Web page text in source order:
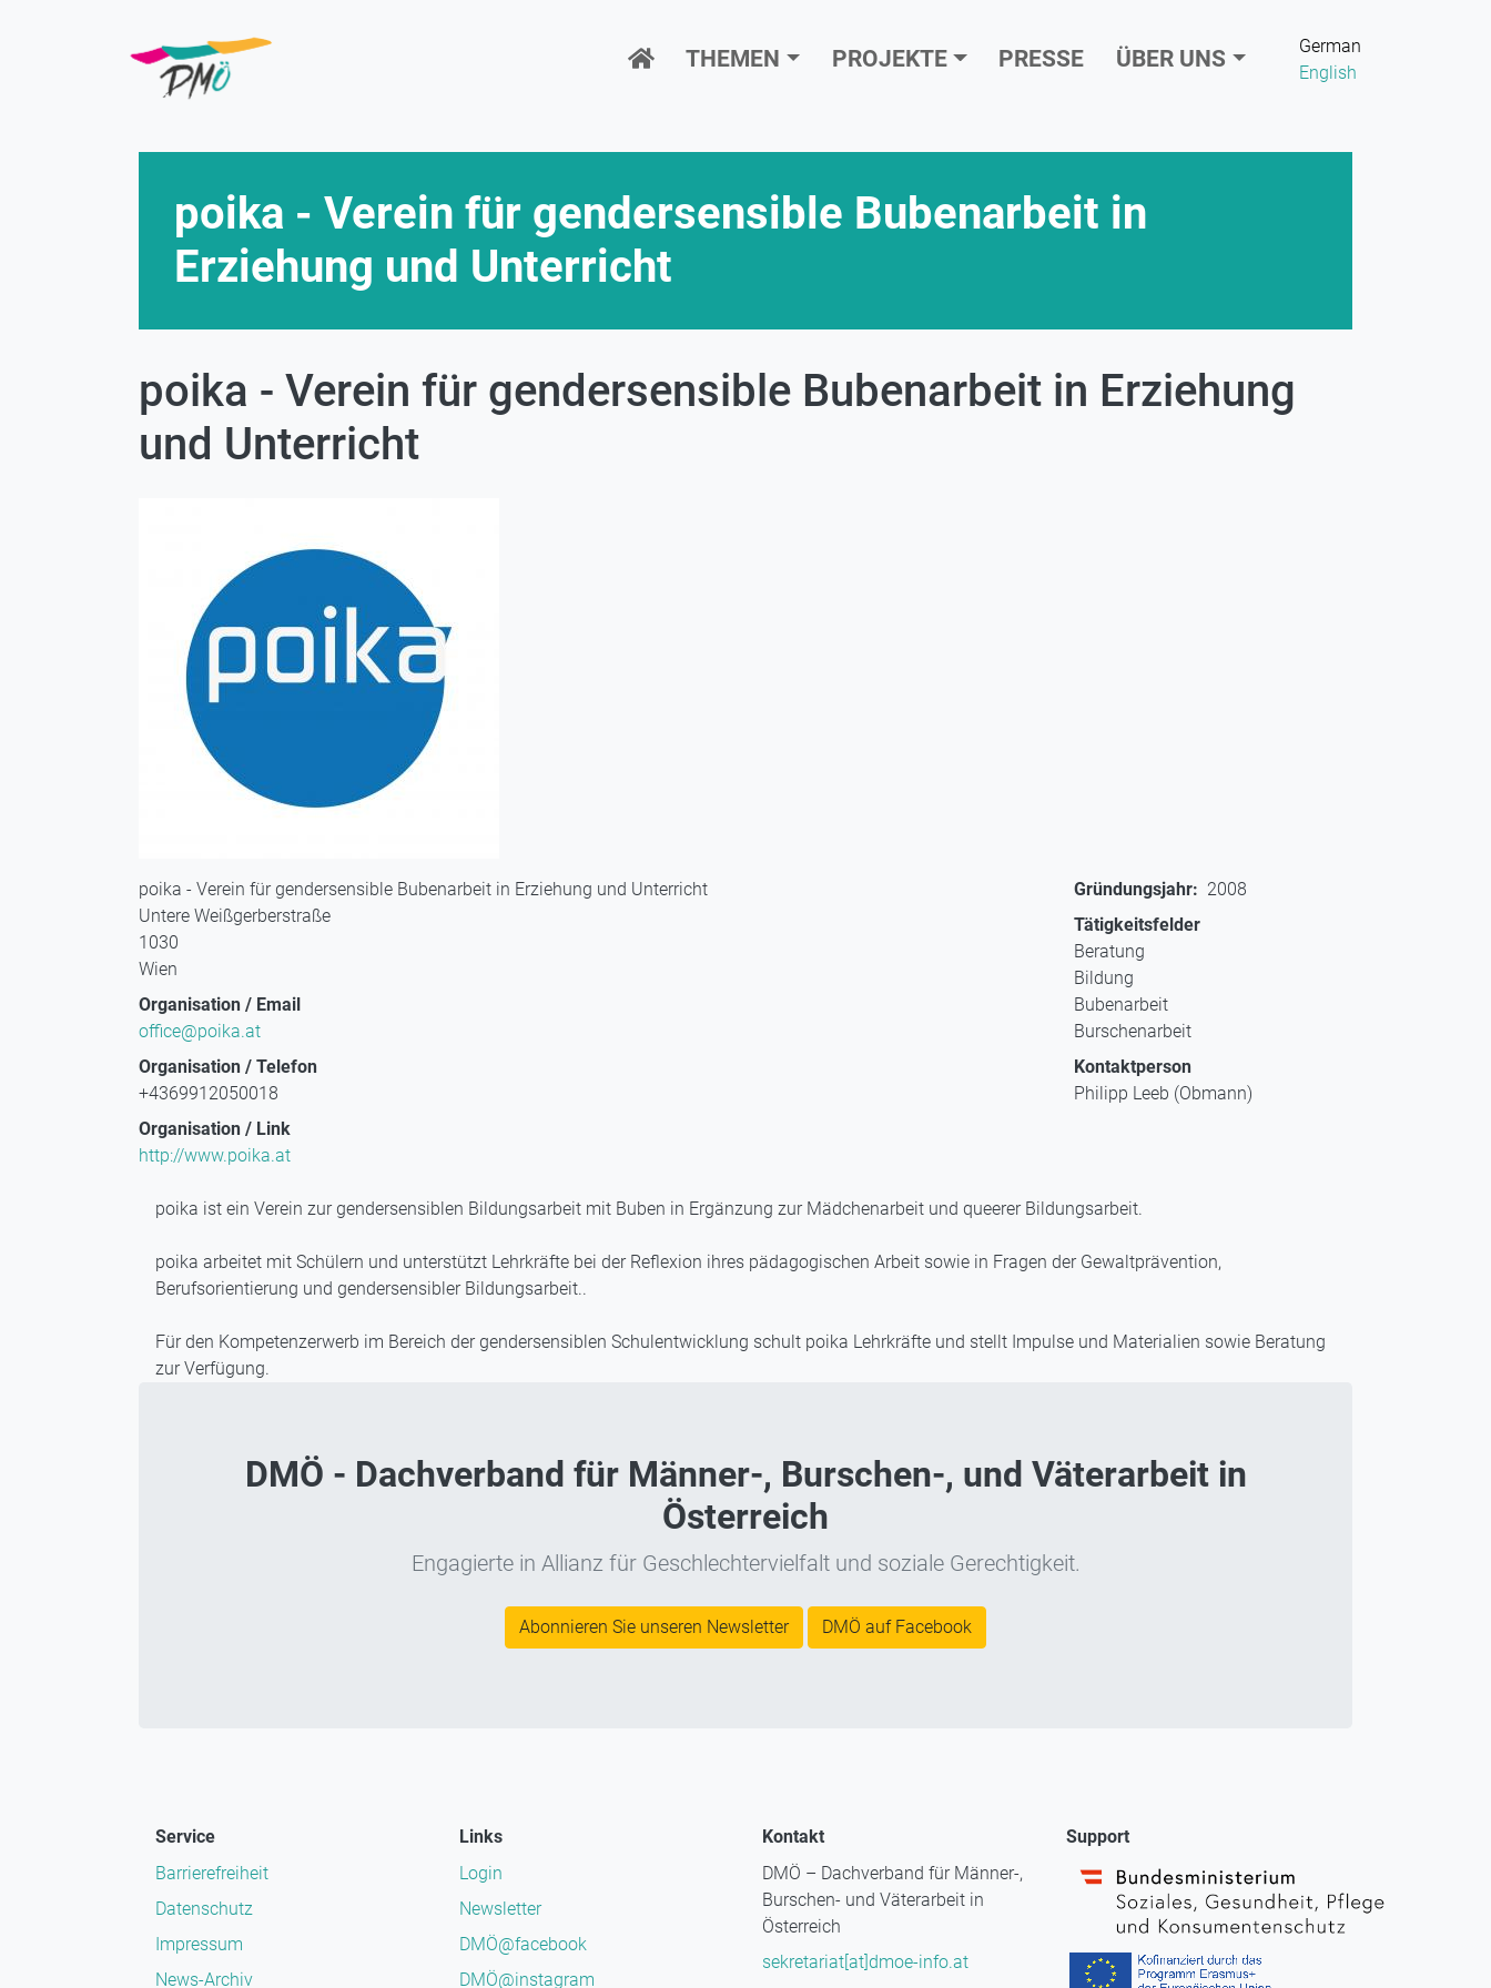
Hauptnavigation
THEMEN PROJEKTE PRESSE ÜBER UNS
German
English
poika - Verein für gendersensible Bubenarbeit in
Erziehung und Unterricht
poika - Verein für gendersensible Bubenarbeit in Erziehung
und Unterricht
poika - Verein für gendersensible Bubenarbeit in Erziehung und Unterricht
Untere Weißgerberstraße
1030
Wien
Organisation / Email
office@poika.at
Organisation / Telefon
+4369912050018
Organisation / Link
http://www.poika.at
Gründungsjahr
2008
Tätigkeitsfelder
Beratung
Bildung
Bubenarbeit
Burschenarbeit
Kontaktperson
Philipp Leeb (Obmann)
poika ist ein Verein zur gendersensiblen Bildungsarbeit mit Buben in Ergänzung zur Mädchenarbeit und queerer Bildungsarbeit.
poika arbeitet mit Schülern und unterstützt Lehrkräfte bei der Reflexion ihres pädagogischen Arbeit sowie in Fragen der Gewaltprävention,
Berufsorientierung und gendersensibler Bildungsarbeit..
Für den Kompetenzerwerb im Bereich der gendersensiblen Schulentwicklung schult poika Lehrkräfte und stellt Impulse und Materialien sowie Beratung
zur Verfügung.
DMÖ - Dachverband für Männer-, Burschen-, und Väterarbeit in
Österreich
Engagierte in Allianz für Geschlechtervielfalt und soziale Gerechtigkeit.
Abonnieren Sie unseren Newsletter DMÖ auf Facebook
Service
Barrierefreiheit
Datenschutz
Impressum
News-Archiv
Links
Login
Newsletter
DMÖ@facebook
DMÖ@instagram
Kontakt
DMÖ – Dachverband für Männer-,
Burschen- und Väterarbeit in
Österreich
sekretariat[at]dmoe-info.at
Support